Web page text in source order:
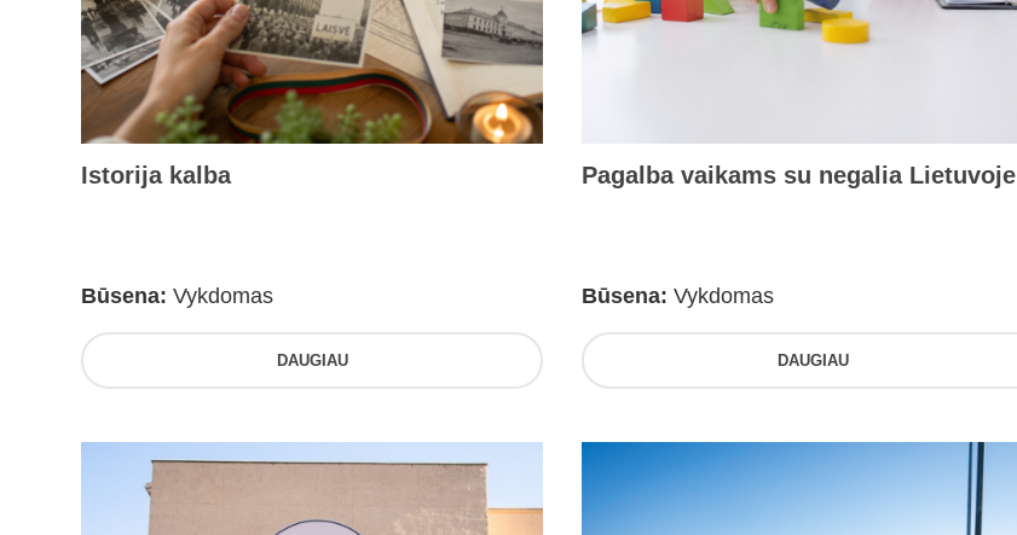
Istorija kalba
Būsena: Vykdomas
DAUGIAU
Pagalba vaikams su negalia Lietuvoje
Būsena: Vykdomas
DAUGIAU